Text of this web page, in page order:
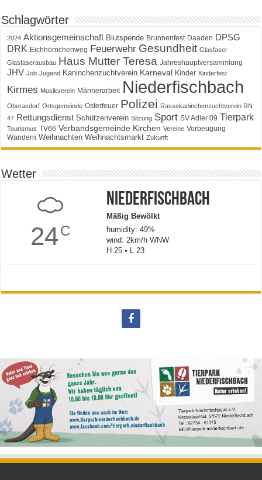
Schlagwörter
2024 Aktionsgemeinschaft Blutspende Brunnenfest Daaden DPSG
DRK Eichhörnchenweg Feuerwehr Gesundheit Glasfaser
Glasfaserausbau Haus Mutter Teresa Jahreshauptversammlung
JHV Job Jugend Kaninchenzuchtverein Karneval Kinder Kinderfest
Kirmes Musikverein Männerarbeit Niederfischbach
Oberasdorf Ortsgemeinde Osterfeuer Polizei Rassekaninchenzuchtverein RN
47 Rettungsdienst Schützenverein Sitzung Sport SV Adler 09 Tierpark
Tourismus TV66 Verbandsgemeinde Kirchen Vereine Vorbeugung
Wandern Weihnachten Weihnachtsmarkt Zukunft
Wetter
24C
Niederfischbach
Mäßig Bewölkt
humidity: 49%
wind: 2km/h WNW
H 25 • L 23